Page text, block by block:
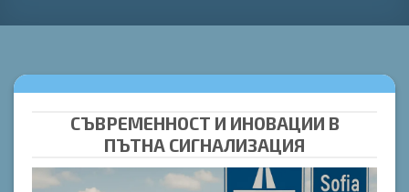
СЪВРЕМЕННОСТ И ИНОВАЦИИ В
ПЪТНА СИГНАЛИЗАЦИЯ